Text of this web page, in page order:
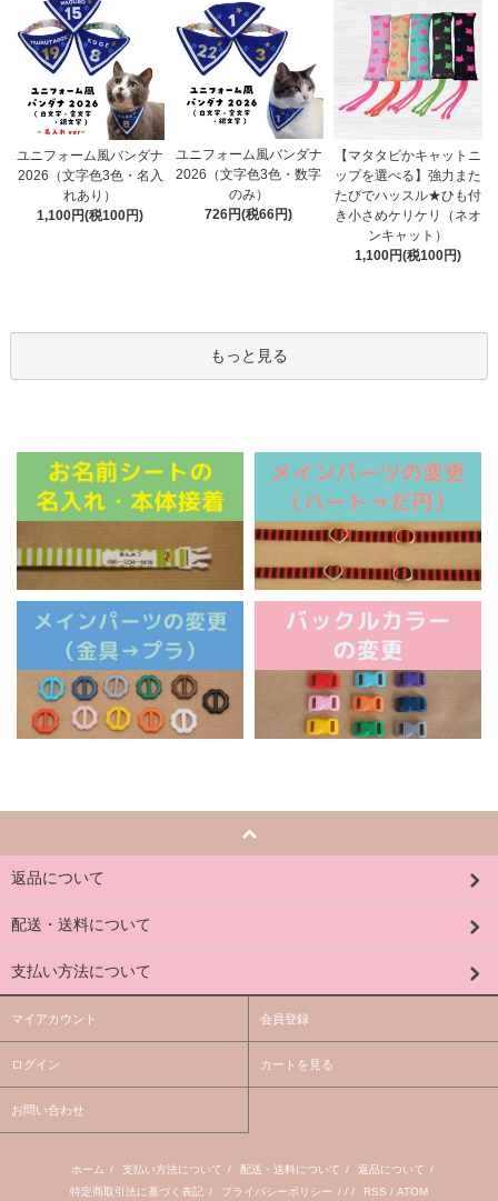
ユニフォーム風バンダナ
2026（文字色3色・名入
れあり）
1,100円(税100円)
ユニフォーム風バンダナ
2026（文字色3色・数字
のみ）
726円(税66円)
【マタタビかキャットニ
ップを選べる】強力また
たびでハッスル★ひも付
き小さめケリケリ（ネオ
ンキャット）
1,100円(税100円)
もっと見る
返品について
配送・送料について
支払い方法について
マイアカウント 会員登録
ログイン カートを見る
お問い合わせ
ホーム / 支払い方法について / 配送・送料について / 返品について /
特定商取引法に基づく表記 / プライバシーポリシー / / / RSS / ATOM